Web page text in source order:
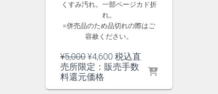
くすみ汚れ。一部ページカド折
れ。
※併売品のため品切れの際はご
容赦ください。
¥5,000元
の
価
¥4,600 現
在
税込直
売所限定：販売手数
料還元価格